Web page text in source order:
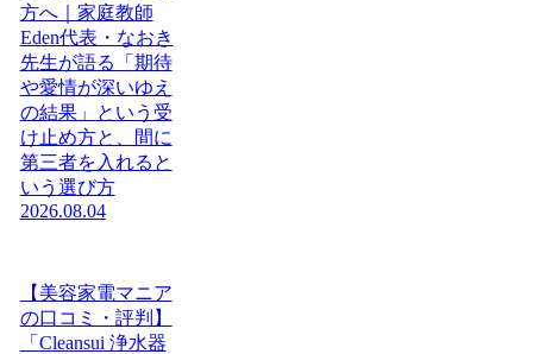
方へ｜家庭教師
Eden代表・なおき
先生が語る「期待
や愛情が深いゆえ
の結果」という受
け止め方と、間に
第三者を入れると
いう選び方
2026.08.04
【美容家電マニア
の口コミ・評判】
「Cleansui 浄水器